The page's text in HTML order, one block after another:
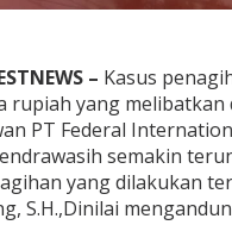
P
a
g
i
h
a
n
T
– Kasus
rupiah yang melibatkan
PT Federal
semakin
yang dilakukan
S.H.,Dinilai